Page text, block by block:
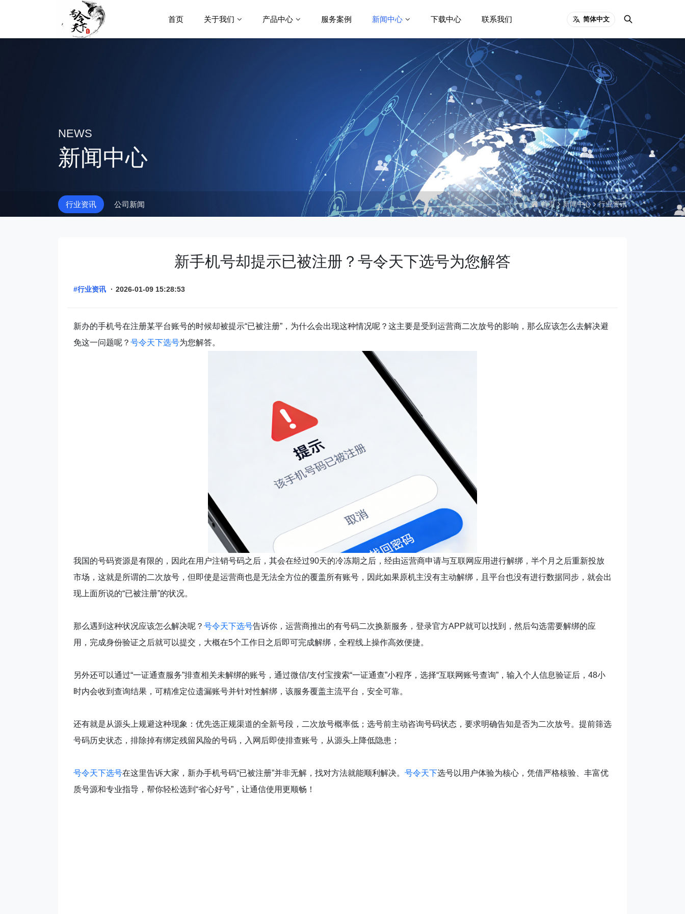
首页 关于我们 产品中心 服务案例 新闻中心 下载中心 联系我们 简体中文
NEWS
新闻中心
行业资讯 公司新闻 首页 新闻中心 行业资讯
新手机号却提示已被注册？号令天下选号为您解答
#行业资讯 · 2026-01-09 15:28:53
新办的手机号在注册某平台账号的时候却被提示“已被注册”，为什么会出现这种情况呢？这主要是受到运营商二次放号的影响，那么应该怎么去解决避
免这一问题呢？ 号令天下选号为您解答。
我国的号码资源是有限的，因此在用户注销号码之后，其会在经过90天的冷冻期之后，经由运营商申请与互联网应用进行解绑，半个月之后重新投放
市场，这就是所谓的二次放号，但即使是运营商也是无法全方位的覆盖所有账号，因此如果原机主没有主动解绑，且平台也没有进行数据同步，就会出
现上面所说的“已被注册”的状况。
那么遇到这种状况应该怎么解决呢？ 号令天下选号告诉你，运营商推出的有号码二次换新服务，登录官方APP就可以找到，然后勾选需要解绑的应
用，完成身份验证之后就可以提交，大概在5个工作日之后即可完成解绑，全程线上操作高效便捷。
另外还可以通过“一证通查服务”排查相关未解绑的账号，通过微信/支付宝搜索“一证通查”小程序，选择“互联网账号查询”，输入个人信息验证后，48小
时内会收到查询结果，可精准定位遗漏账号并针对性解绑，该服务覆盖主流平台，安全可靠。
还有就是从源头上规避这种现象：优先选正规渠道的全新号段，二次放号概率低；选号前主动咨询号码状态，要求明确告知是否为二次放号。提前筛选
号码历史状态，排除掉有绑定残留风险的号码，入网后即使排查账号，从源头上降低隐患；
号令天下选号在这里告诉大家，新办手机号码“已被注册”并非无解，找对方法就能顺利解决。 号令天下选号以用户体验为核心，凭借严格核验、丰富优
质号源和专业指导，帮你轻松选到“省心好号”，让通信使用更顺畅！